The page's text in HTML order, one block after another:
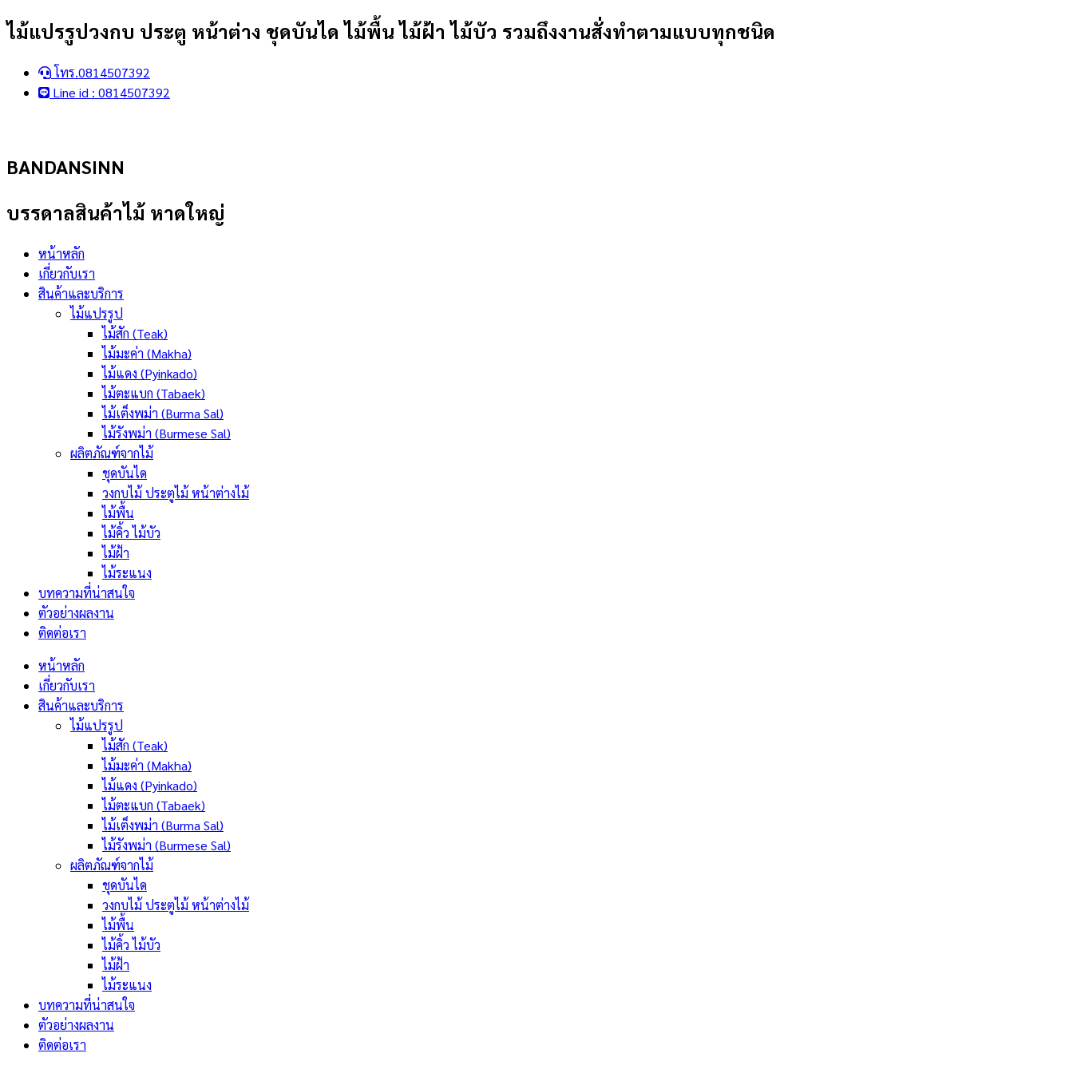
Skip
content
ไม้แปรรูปวงกบ ประตู หน้าต่าง ชุดบันได ไม้พื้น ไม้ฝ้า ไม้บัว รวมถึงงานสั่งทำตามแบบทุกชนิด
โทร.0814507392
Line id : 0814507392
BANDANSINN
บรรดาลสินค้าไม้ หาดใหญ่
หน้าหลัก
เกี่ยวกับเรา
สินค้าและบริการ
ไม้แปรรูป
ไม้สัก (Teak)
ไม้มะค่า (Makha)
ไม้แดง (Pyinkado)
ไม้ตะแบก (Tabaek)
ไม้เต็งพม่า (Burma Sal)
ไม้รังพม่า (Burmese Sal)
ผลิตภัณฑ์จากไม้
ชุดบันได
วงกบไม้ ประตูไม้ หน้าต่างไม้
ไม้พื้น
ไม้คิ้ว ไม้บัว
ไม้ฝ้า
ไม้ระแนง
บทความที่น่าสนใจ
ตัวอย่างผลงาน
ติดต่อเรา
หน้าหลัก
เกี่ยวกับเรา
สินค้าและบริการ
ไม้แปรรูป
ไม้สัก (Teak)
ไม้มะค่า (Makha)
ไม้แดง (Pyinkado)
ไม้ตะแบก (Tabaek)
ไม้เต็งพม่า (Burma Sal)
ไม้รังพม่า (Burmese Sal)
ผลิตภัณฑ์จากไม้
ชุดบันได
วงกบไม้ ประตูไม้ หน้าต่างไม้
ไม้พื้น
ไม้คิ้ว ไม้บัว
ไม้ฝ้า
ไม้ระแนง
บทความที่น่าสนใจ
ตัวอย่างผลงาน
ติดต่อเรา